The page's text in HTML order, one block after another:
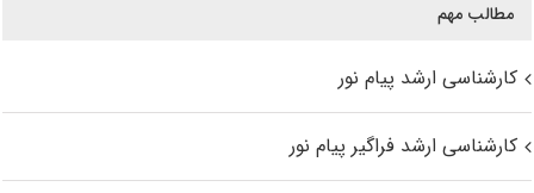
مطالب مهم
کارشناسی ارشد پیام نور
کارشناسی ارشد فراگیر پیام نور